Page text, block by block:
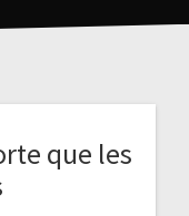
que les